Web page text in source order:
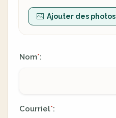
Ajouter des photos
Nom*:
Courriel*: